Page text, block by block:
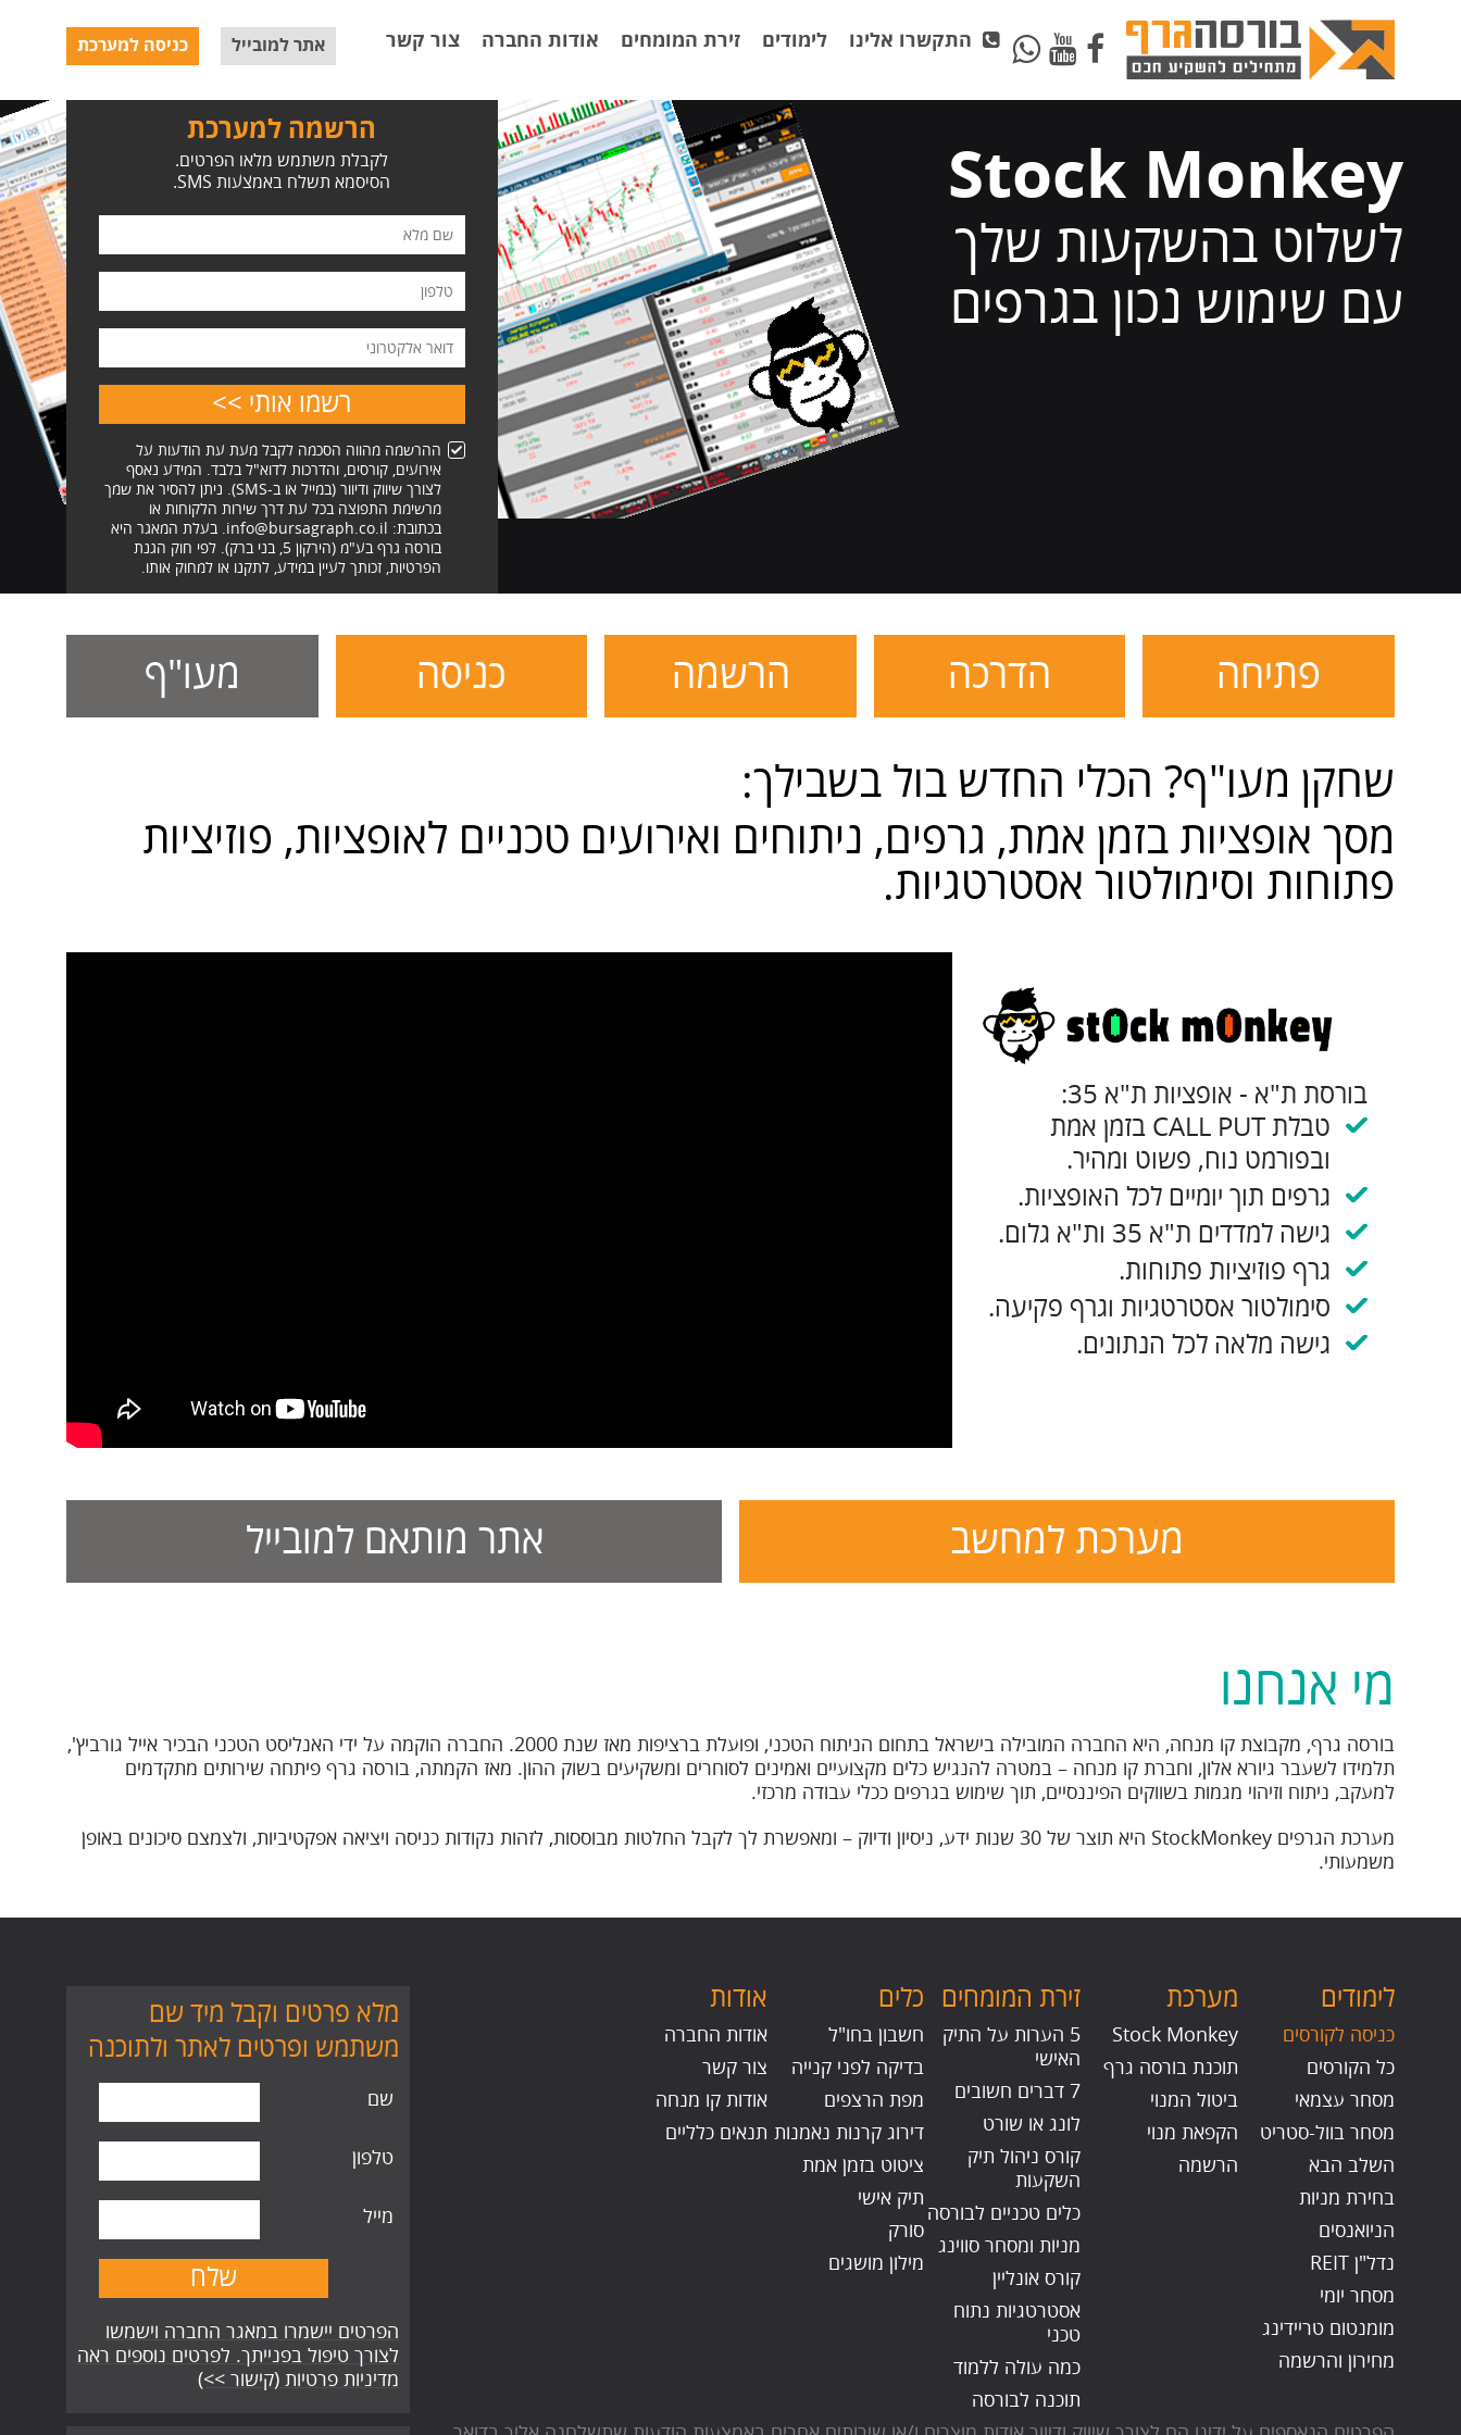
כניסה למערכת אתר למובייל התקשרו אלינו לימודים זירת המומחים אודות החברה צור קשר
Stock Monkey
לשלוט בהשקעות שלך
עם שימוש נכון בגרפים
הרשמה למערכת
לקבלת משתמש מלאו הפרטים.
הסיסמא תשלח באמצעות SMS.
ההרשמה מהווה הסכמה לקבל מעת עת הודעות על
אירועים, קורסים, והדרכות לדוא"ל בלבד. המידע נאסף
לצורך שיווק ודיוור (במייל או ב-SMS). ניתן להסיר את שמך
מרשימת התפוצה בכל עת דרך שירות הלקוחות או
בכתובת: info@bursagraph.co.il. בעלת המאגר היא
בורסה גרף בע"מ (הירקון 5, בני ברק). לפי חוק הגנת
הפרטיות, זכותך לעיין במידע, לתקנו או למחוק אותו.
פתיחה הדרכה הרשמה כניסה מעו"ף
שחקן מעו"ף? הכלי החדש בול בשבילך:
מסך אופציות בזמן אמת, גרפים, ניתוחים ואירועים טכניים לאופציות, פוזיציות
פתוחות וסימולטור אסטרטגיות.
בורסת ת"א - אופציות ת"א 35:
טבלת CALL PUT בזמן אמת
ובפורמט נוח, פשוט ומהיר.
גרפים תוך יומיים לכל האופציות.
גישה למדדים ת"א 35 ות"א גלום.
גרף פוזיציות פתוחות.
סימולטור אסטרטגיות וגרף פקיעה.
גישה מלאה לכל הנתונים.
מערכת למחשב אתר מותאם למובייל
מי אנחנו
בורסה גרף, מקבוצת קו מנחה, היא החברה המובילה בישראל בתחום הניתוח הטכני, ופועלת ברציפות מאז שנת 2000. החברה הוקמה על ידי האנליסט הטכני הבכיר אייל גורביץ',
תלמידו לשעבר גיורא אלון, וחברת קו מנחה – במטרה להנגיש כלים מקצועיים ואמינים לסוחרים ומשקיעים בשוק ההון. מאז הקמתה, בורסה גרף פיתחה שירותים מתקדמים
למעקב, ניתוח וזיהוי מגמות בשווקים הפיננסיים, תוך שימוש בגרפים ככלי עבודה מרכזי.
מערכת הגרפים StockMonkey היא תוצר של 30 שנות ידע, ניסיון ודיוק – ומאפשרת לך לקבל החלטות מבוססות, לזהות נקודות כניסה ויציאה אפקטיביות, ולצמצם סיכונים באופן
משמעותי.
לימודים
כניסה לקורסים
כל הקורסים
מסחר עצמאי
מסחר בוול-סטריט
השלב הבא
בחירת מניות
הניואנסים
נדל"ן REIT
מסחר יומי
מומנטום טריידינג
מחירון והרשמה
מערכת
Stock Monkey
תוכנת בורסה גרף
ביטול המנוי
הקפאת מנוי
הרשמה
זירת המומחים
5 הערות על התיק
האישי
7 דברים חשובים
לונג או שורט
קורס ניהול תיק
השקעות
כלים טכניים לבורסה
מניות ומסחר סווינג
קורס אונליין
אסטרטגיות נתוח
טכני
כמה עולה ללמוד
תוכנה לבורסה
כלים
חשבון בחו"ל
בדיקה לפני קנייה
מפת הרצפים
דירוג קרנות נאמנות
ציטוט בזמן אמת
תיק אישי
סורק
מילון מושגים
אודות
אודות החברה
צור קשר
אודות קו מנחה
תנאים כלליים
מלא פרטים וקבל מיד שם
משתמש ופרטים לאתר ולתוכנה
שם
טלפון
מייל
הפרטים יישמרו במאגר החברה וישמשו
לצורך טיפול בפנייתך. לפרטים נוספים ראה
מדיניות פרטיות (קישור >>)